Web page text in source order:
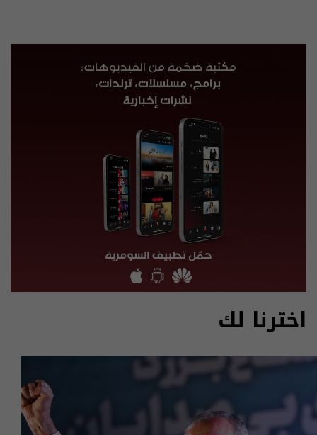
اخترنا لك